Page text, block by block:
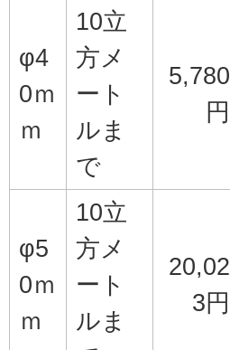
φ4
0ｍ
ｍ
10立
方メ
ート
ルま
で
5,780
円
φ5
0ｍ
ｍ
10立
方メ
ート
ルま
20,02
3円